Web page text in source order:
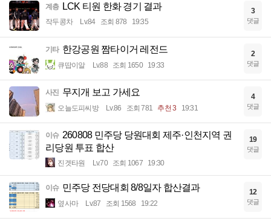
계층 LCK 티원 한화 경기 결과
작두콩차 Lv.84 조회 878 19:35
3
댓글
기타 한강공원 짬타이거 레전드
큐땁이알 Lv.88 조회 1650 19:33
2
댓글
사진 무지개 보고 가세요
오늘도피씨방 Lv.86 조회 781 추천 3 19:31
4
댓글
이슈 260808 민주당 당원대회 제주·인천지역 권
리당원 투표 합산
진겟타원 Lv.70 조회 1067 19:30
19
댓글
이슈 민주당 전당대회 8/8일자 합산결과
옆사마 Lv.87 조회 1568 19:22
12
댓글